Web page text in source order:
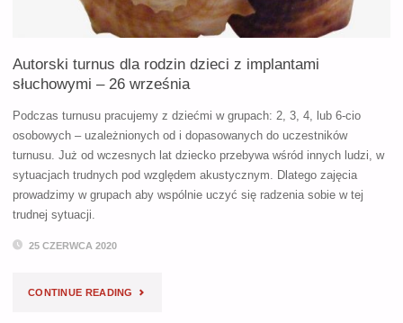
Autorski turnus dla rodzin dzieci z implantami
słuchowymi – 26 września
Podczas turnusu pracujemy z dziećmi w grupach: 2, 3, 4, lub 6-cio
osobowych – uzależnionych od i dopasowanych do uczestników
turnusu. Już od wczesnych lat dziecko przebywa wśród innych ludzi, w
sytuacjach trudnych pod względem akustycznym. Dlatego zajęcia
prowadzimy w grupach aby wspólnie uczyć się radzenia sobie w tej
trudnej sytuacji.
25 CZERWCA 2020
CONTINUE READING "AUTORSKI